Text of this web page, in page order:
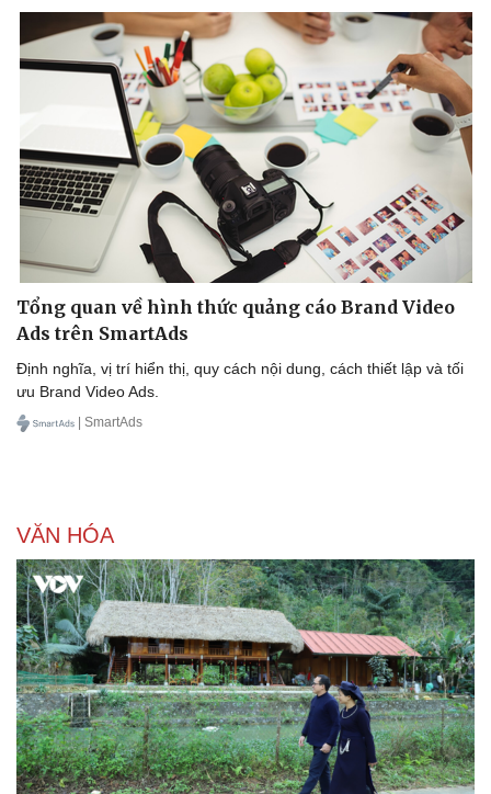
Doanh nghiệp
Thông tin doanh nghiệp
Doanh nghiệp 24h
Doanh nhân
Vì cộng đồng
Công nghệ
Sành điệu
Tin Công nghệ
Trải nghiệm
Chuyển đổi số
Tổng quan về hình thức quảng cáo Brand Video
Ads trên SmartAds
Định nghĩa, vị trí hiển thị, quy cách nội dung, cách thiết lập và tối
ưu Brand Video Ads.
| SmartAds
VĂN HÓA